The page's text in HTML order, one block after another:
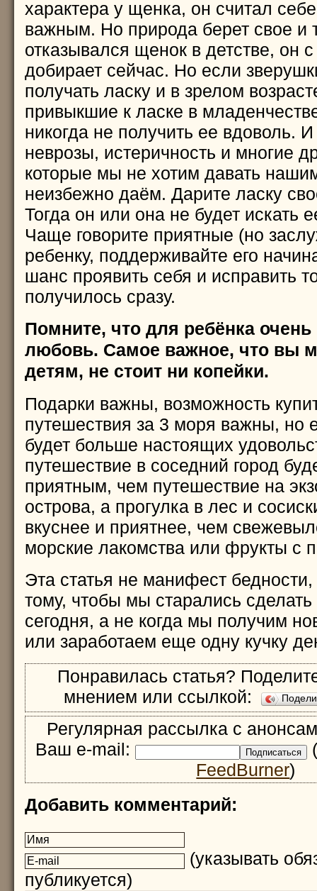
характера у щенка, он считал
важным. Но природа берет свое и
отказывался щенок в детстве, он
добирает сейчас. Но если
получать ласку и в зрелом
привыкшие к ласке в
никогда не получить ее вдоволь.
неврозы, истеричность и многие
которые мы не хотим давать
неизбежно даём. Дарите ласку
Тогда он или она не будет искать
Чаще говорите приятные (но
ребенку, поддерживайте его
шанс проявить себя и исправить
получилось сразу.
Помните, что для ребёнка
любовь. Самое важное, что вы
детям, не стоит ни копейки.
Подарки важны, возможность
путешествия за 3 моря важны, но
будет больше настоящих
путешествие в соседний город
приятным, чем путешествие на
острова, а прогулка в лес и
вкуснее и приятнее, чем
морские лакомства или фрукты с
Эта статья не манифест
тому, чтобы мы старались сделать
сегодня, а не когда мы получим
или заработаем еще одну кучку
Понравилась статья?
мнением или ссылкой:
Регулярная рассылка с
Ваш e-mail:
FeedBurner)
Добавить комментарий:
(указывать
публикуется)